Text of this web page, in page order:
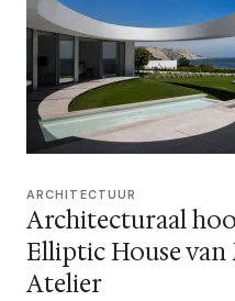
ARCHITECTUUR
Architecturaal
Elliptic House
Atelier